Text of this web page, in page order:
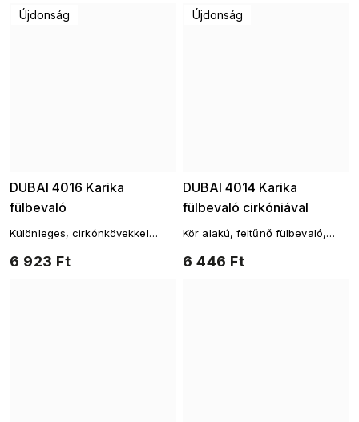
Újdonság
DUBAI 4016 Karika
fülbevaló
6 923 Ft
Különleges, cirkónkövekkel
Újdonság
DUBAI 4014 Karika
fülbevaló cirkóniával
6 446 Ft
Kör alakú, feltűnő fülbevaló,